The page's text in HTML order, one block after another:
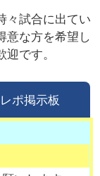
々試合に出てい
意な方を希望し
です。
ポ掲示板